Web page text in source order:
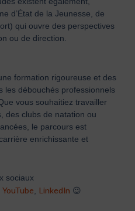
d’État de la Jeunesse, de
qui ouvre des perspectives
ou de direction.
formation rigoureuse et des
les débouchés professionnels
vous souhaitiez travailler
des clubs de natation ou
le parcours est
enrichissante et
sociaux
YouTube, LinkedIn 😉